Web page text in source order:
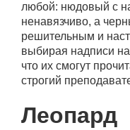
любой: нюдовый с
ненавязчиво, а
решительным и
выбирая надписи
что их смогут
строгий
Леопард